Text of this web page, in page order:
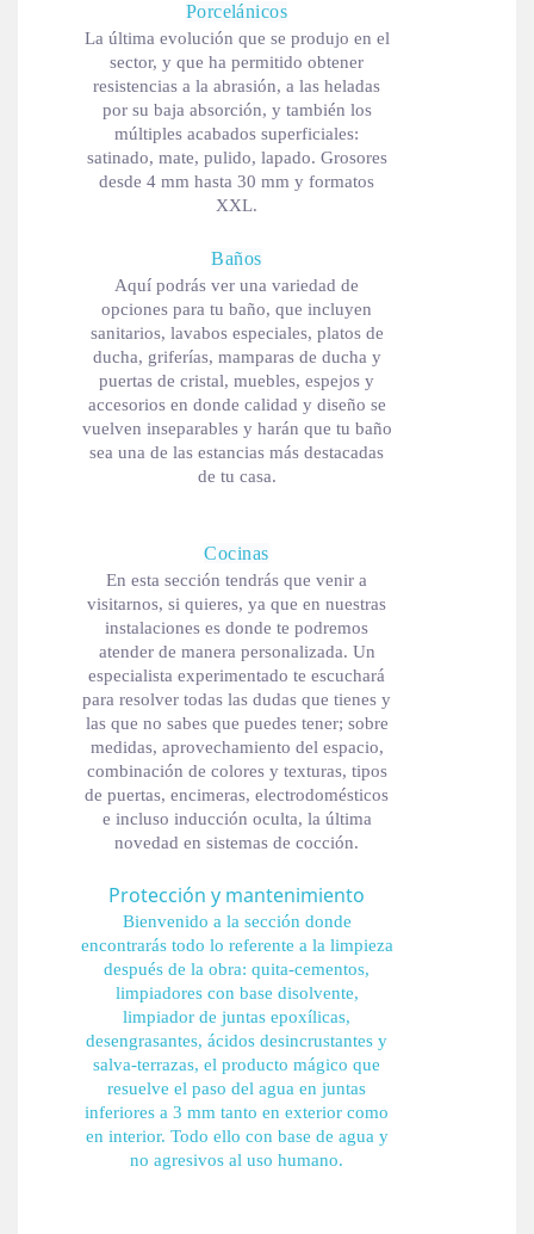
Porcelánicos
La última evolución que se produjo en el
sector, y que ha permitido obtener
resistencias a la abrasión, a las heladas
por su baja absorción, y también los
múltiples acabados superficiales:
satinado, mate, pulido, lapado. Grosores
desde 4 mm hasta 30 mm y formatos
XXL.
Baños
Aquí podrás ver una variedad de
opciones para tu baño, que incluyen
sanitarios, lavabos especiales, platos de
ducha, griferías, mamparas de ducha y
puertas de cristal, muebles, espejos y
accesorios en donde calidad y diseño se
vuelven inseparables y harán que tu baño
sea una de las estancias más destacadas
de tu casa.
Cocinas
En esta sección tendrás que venir a
visitarnos, si quieres, ya que en nuestras
instalaciones es donde te podremos
atender de manera personalizada. Un
especialista experimentado te escuchará
para resolver todas las dudas que tienes y
las que no sabes que puedes tener; sobre
medidas, aprovechamiento del espacio,
combinación de colores y texturas, tipos
de puertas, encimeras, electrodomésticos
e incluso inducción oculta, la última
novedad en sistemas de cocción.
Protección y mantenimiento
Bienvenido a la sección donde
encontrarás todo lo referente a la limpieza
después de la obra: quita-cementos,
limpiadores con base disolvente,
limpiador de juntas epoxílicas,
desengrasantes, ácidos desincrustantes y
salva-terrazas, el producto mágico que
resuelve el paso del agua en juntas
inferiores a 3 mm tanto en exterior como
en interior. Todo ello con base de agua y
no agresivos al uso humano.